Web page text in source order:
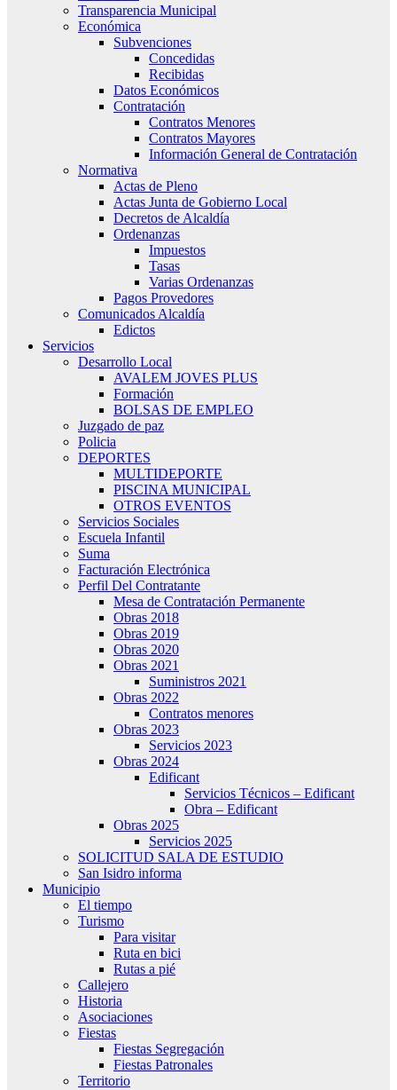
Transparencia Municipal
Económica
Subvenciones
Concedidas
Recibidas
Datos Económicos
Contratación
Contratos Menores
Contratos Mayores
Información General de Contratación
Normativa
Actas de Pleno
Actas Junta de Gobierno Local
Decretos de Alcaldía
Ordenanzas
Impuestos
Tasas
Varias Ordenanzas
Pagos Provedores
Comunicados Alcaldía
Edictos
Servicios
Desarrollo Local
AVALEM JOVES PLUS
Formación
BOLSAS DE EMPLEO
Juzgado de paz
Policia
DEPORTES
MULTIDEPORTE
PISCINA MUNICIPAL
OTROS EVENTOS
Servicios Sociales
Escuela Infantil
Suma
Facturación Electrónica
Perfil Del Contratante
Mesa de Contratación Permanente
Obras 2018
Obras 2019
Obras 2020
Obras 2021
Suministros 2021
Obras 2022
Contratos menores
Obras 2023
Servicios 2023
Obras 2024
Edificant
Servicios Técnicos – Edificant
Obra – Edificant
Obras 2025
Servicios 2025
SOLICITUD SALA DE ESTUDIO
San Isidro informa
Municipio
El tiempo
Turismo
Para visitar
Ruta en bici
Rutas a pié
Callejero
Historia
Asociaciones
Fiestas
Fiestas Segregación
Fiestas Patronales
Territorio